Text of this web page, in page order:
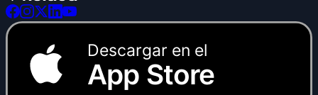
Descargar en el
App Store